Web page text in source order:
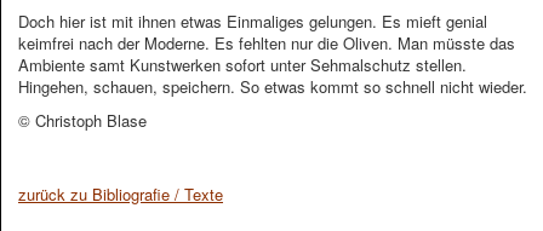
Doch hier ist mit ihnen etwas Einmaliges gelungen. Es mieft genial
keimfrei nach der Moderne. Es fehlten nur die Oliven. Man müsste das
Ambiente samt Kunstwerken sofort unter Sehmalschutz stellen.
Hingehen, schauen, speichern. So etwas kommt so schnell nicht wieder.
© Christoph Blase
zurück zu Bibliografie / Texte